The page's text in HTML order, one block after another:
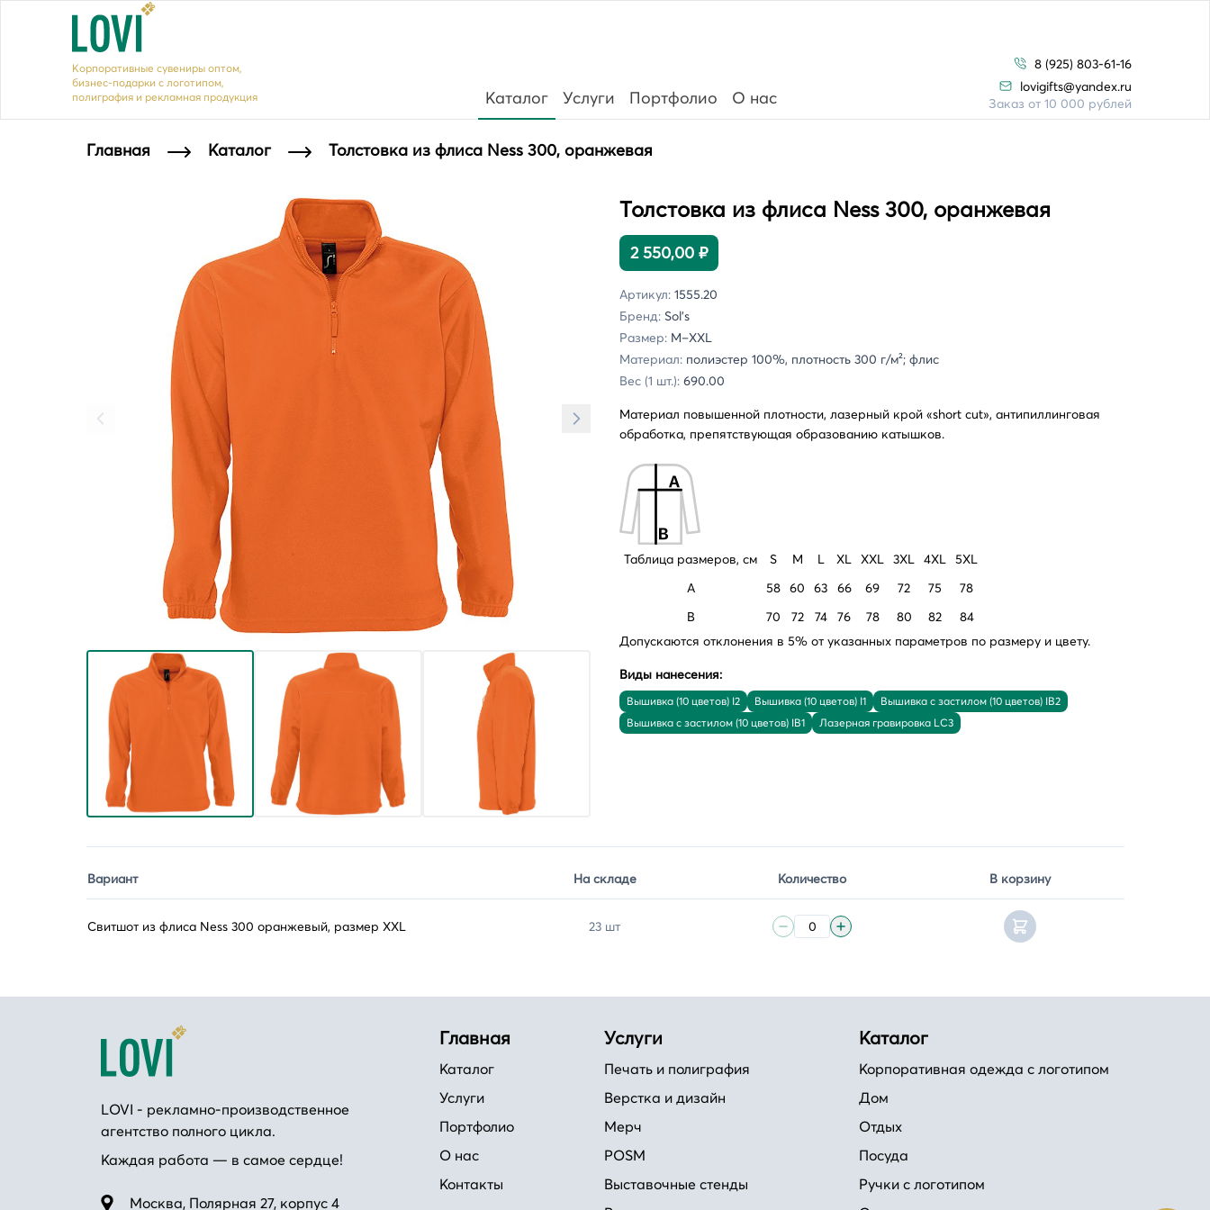
Корпоративные сувениры оптом,
бизнес-подарки с логотипом,
полиграфия и рекламная продукция
Каталог Услуги Портфолио О нас
8 (925) 803-61-16
lovigifts@yandex.ru
Заказ от 10 000 рублей
Главная Каталог Толстовка из флиса Ness 300, оранжевая
Толстовка из флиса Ness 300, оранжевая
2 550,00 ₽
Артикул: 1555.20
Бренд: Sol's
Размер: M–XXL
Материал: полиэстер 100%, плотность 300 г/м²; флис
Вес (1 шт.): 690.00
Материал повышенной плотности, лазерный крой «short cut», антипиллинговая
обработка, препятствующая образованию катышков.
Таблица размеров, см S M L XL XXL 3XL 4XL 5XL
A
58 60 63 66 69 72 75
78
B
70 72 74 76 78 80 82
84
Допускаются отклонения в 5% от указанных параметров по размеру и цвету.
Виды нанесения:
Вышивка (10 цветов) I2 Вышивка (10 цветов) I1
Вышивка с застилом (10 цветов) IB2
Вышивка с застилом (10 цветов) IB1
Лазерная гравировка LC3
Вариант На складе Количество В корзину
Свитшот из флиса Ness 300 оранжевый, размер XXL 23 шт
LOVI - рекламно-производственное
агентство полного цикла.
Каждая работа — в самое сердце!
Москва, Полярная 27, корпус 4
Главная
Каталог
Услуги
Портфолио
О нас
Контакты
Услуги
Печать и полиграфия
Верстка и дизайн
Мерч
POSM
Выставочные стенды
Каталог
Корпоративная одежда с логотипом
Дом
Отдых
Посуда
Ручки с логотипом